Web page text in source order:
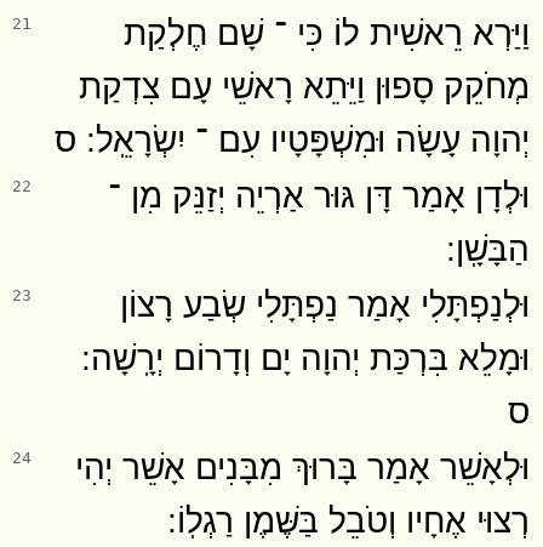
21
וַיַּרְא רֵאשִׁית לוֹ כִּי ־ שָׁם חֶלְקַת
מְחֹקֵק סָפוּן וַיֵּתֵא רָאשֵׁי עָם צִדְקַת
יְהוָה עָשָׂה וּמִשְׁפָּטָיו עִם ־ יִשְׂרָאֵֽל ׃ ס
22
וּלְדָן אָמַר דָּן גּוּר אַרְיֵה יְזַנֵּק מִן ־
הַבָּשָֽׁן ׃
23
וּלְנַפְתָּלִי אָמַר נַפְתָּלִי שְׂבַע רָצוֹן
וּמָלֵא בִּרְכַּת יְהוָה יָם וְדָרוֹם יְרָֽשָׁה ׃
ס
24
וּלְאָשֵׁר אָמַר בָּרוּךְ מִבָּנִים אָשֵׁר יְהִי
רְצוּי אֶחָיו וְטֹבֵל בַּשֶּׁמֶן רַגְלֽוֹ ׃